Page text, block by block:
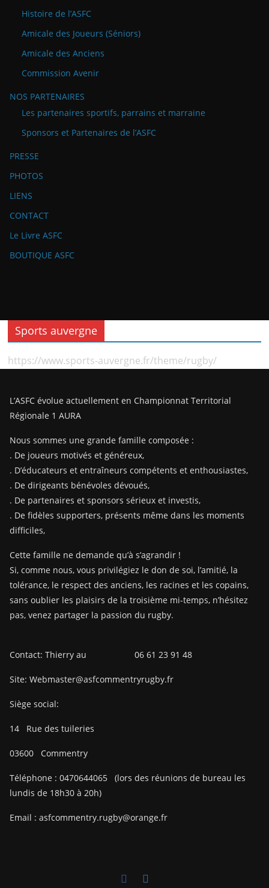
Histoire de l’ASFC
Amicale des Joueurs (Séniors)
Amicale des Anciens
Commission Avenir
NOS PARTENAIRES
Les partenaires sportifs, parrains et marraine
Sponsors et Partenaires de l’ASFC
PRESSE
PHOTOS
LIENS
CONTACT
Le Livre ASFC
BOUTIQUE ASFC
Sports auvergne
https://www.sports-auvergne.fr/theme/rugby/
L’ASFC évolue actuellement en Championnat Territorial
Régionale 1 AURA
Nous sommes une grande famille composée :
. De joueurs motivés et généreux,
. D’éducateurs et entraîneurs compétents et enthousiastes,
. De dirigeants bénévoles dévoués,
. De partenaires et sponsors sérieux et investis,
. De fidèles supporters, présents même dans les moments
difficiles,
Cette famille ne demande qu’à s’agrandir !
Si, comme nous, vous privilégiez le don de soi, l’amitié, la
tolérance, le respect des anciens, les racines et les copains,
sans oublier les plaisirs de la troisième mi-temps, n’hésitez
pas, venez partager la passion du rugby.
Contact: Thierry au 06 61 23 91 48
Site: Webmaster@asfcommentryrugby.fr
Siège social:
14 Rue des tuileries
03600 Commentry
Téléphone : 0470644065
(lors des réunions de bureau les
lundis de 18h30 à 20h)
Email : asfcommentry.rugby@orange.fr